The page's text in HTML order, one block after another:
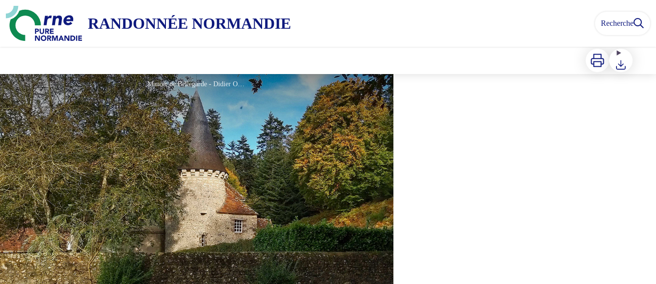
RANDONNÉE NORMANDIE Recherche
Imprimer Télécharger
Manoir de Bellegarde - Didier Orsal